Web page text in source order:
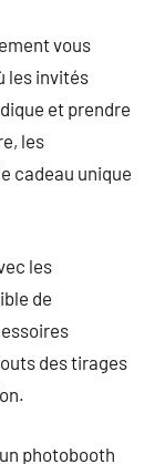
vous
les invités
et prendre
les
cadeau unique
les
de
des tirages
photobooth